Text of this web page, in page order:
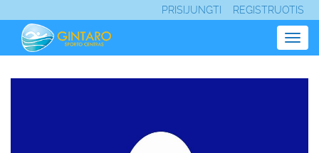
PRISIJUNGTI REGISTRUOTIS